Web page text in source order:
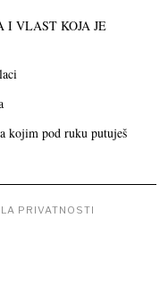
I VLAST KOJA JE
kojim pod ruku putuješ
PRIVATNOSTI